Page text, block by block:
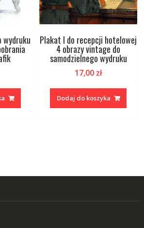
Plakat I do recepcji hotelowej
4 obrazy vintage do
samodzielnego wydruku
17,00 zł
Dodaj do koszyka